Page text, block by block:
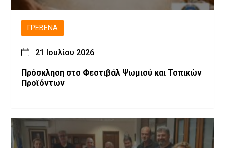
ΓΡΕΒΕΝΆ
21 Ιουλίου 2026
Πρόσκληση στο Φεστιβάλ Ψωμιού και Τοπικών
Προϊόντων